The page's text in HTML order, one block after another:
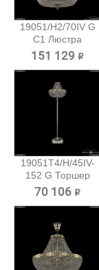
19051/H2/70IV G
C1 Люстра
Bohemia...
151 129 ₽
19051T4/H/45IV-
152 G Торшер
Bohemia...
70 106 ₽